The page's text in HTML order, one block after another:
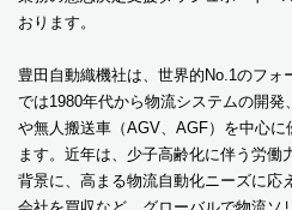
おります。
豊田自動織機社は、世界的No.1のフォ
では1980年代から物流システムの開
や無人搬送車（AGV、AGF）を中心
ます。近年は、少子高齢化に伴う労働
背景に、高まる物流自動化ニーズに応